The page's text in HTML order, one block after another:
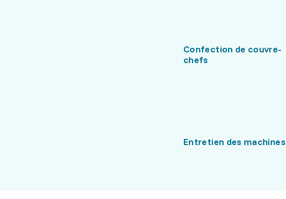
Confection de couvre-
chefs
Entretien des machines